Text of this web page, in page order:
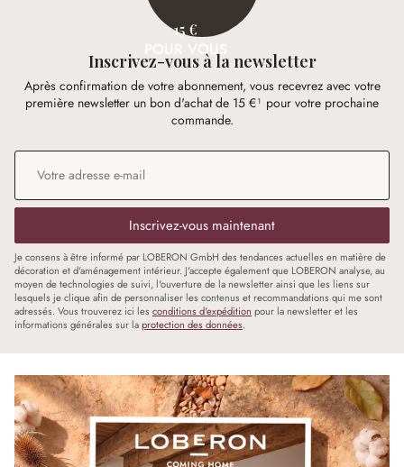
15 €
POUR VOUS
Inscrivez-vous à la newsletter
Après confirmation de votre abonnement, vous recevrez avec votre
première newsletter un bon d'achat de 15 €¹ pour votre prochaine
commande.
Adresse e-mail
Inscrivez-vous maintenant
Je consens à être informé par LOBERON GmbH des tendances actuelles en matière de
décoration et d'aménagement intérieur. J'accepte également que LOBERON analyse, au
moyen de technologies de suivi, l'ouverture de la newsletter ainsi que les liens sur
lesquels je clique afin de personnaliser les contenus et recommandations qui me sont
adressés. Vous trouverez ici les conditions d'expédition pour la newsletter et les
informations générales sur laprotection des données.